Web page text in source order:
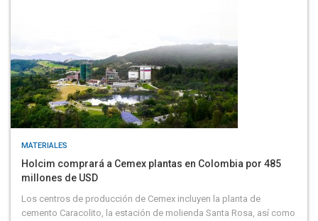
MATERIALES
Holcim comprará a Cemex plantas en Colombia por 485
millones de USD
Los centros de producción de Cemex incluyen la planta de
cemento Caracolito, la estación de molienda Santa Rosa, así como